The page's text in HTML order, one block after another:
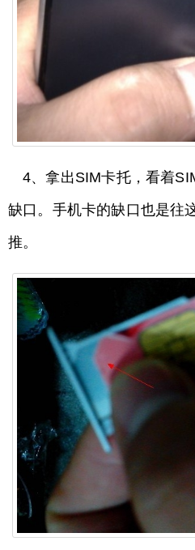
4、拿出SIM卡托，看着
缺口。手机卡的缺口也是往
推。